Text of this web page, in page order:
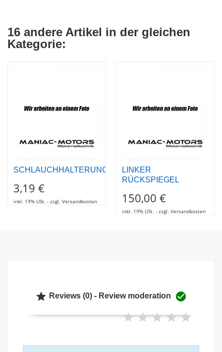
16 andere Artikel in der gleichen
Kategorie:
SCHLAUCHHALTERUNG
3,19 €
inkl. 19% USt. - zzgl. Versandkosten
LINKER
RÜCKSPIEGEL
150,00 €
inkl. 19% USt. - zzgl. Versandkosten
 Reviews (0) - Review moderation 